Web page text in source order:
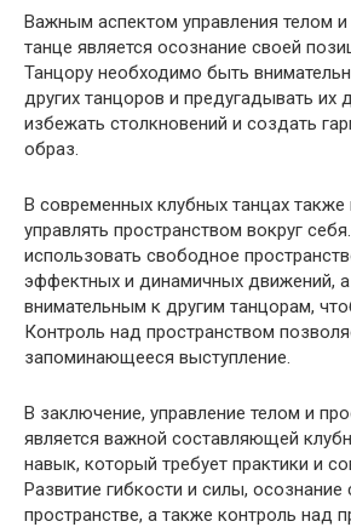
Важным аспектом управления телом и
танце является осознание своей
Танцору необходимо быть
других танцоров и предугадывать их
избежать столкновений и создать
образ.
В современных клубных танцах
управлять пространством вокруг
использовать свободное
эффектных и динамичных движений,
внимательным к другим танцорам,
Контроль над пространством
запоминающееся выступление.
В заключение, управление телом и
является важной составляющей
навык, который требует практики и
Развитие гибкости и силы, осознание
пространстве, а также контроль над